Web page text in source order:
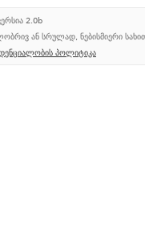
2.0b
ან სრულად, ნებისმიერი
პოლიტიკა